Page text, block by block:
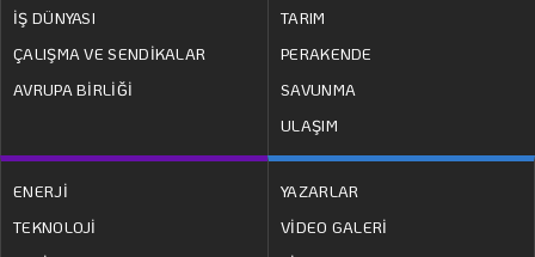
İŞ DÜNYASI
ÇALIŞMA VE SENDİKALAR
AVRUPA BİRLİĞİ
TARIM
PERAKENDE
SAVUNMA
ULAŞIM
ENERJİ
TEKNOLOJİ
YAZARLAR
VİDEO GALERİ